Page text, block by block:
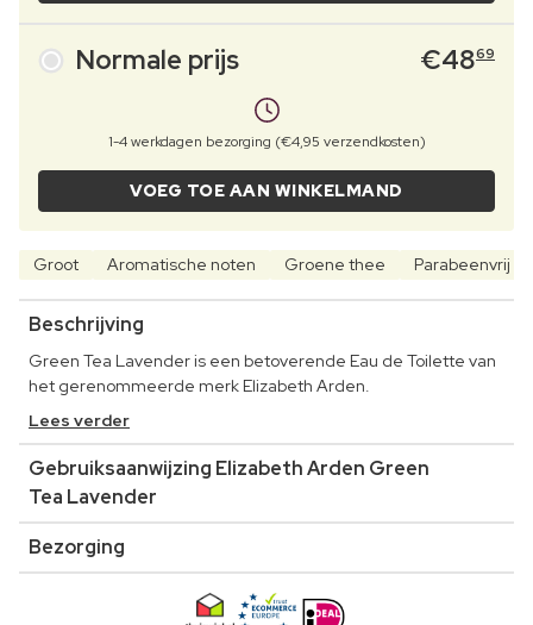
Normale prijs €4869
1-4 werkdagen bezorging (€4,95 verzendkosten)
VOEG TOE AAN WINKELMAND
Groot Aromatische noten Groene thee Parabeenvrij
Beschrijving
Green Tea Lavender is een betoverende Eau de Toilette van
het gerenommeerde merk Elizabeth Arden.
Lees verder
Gebruiksaanwijzing Elizabeth Arden Green
Tea Lavender
Bezorging